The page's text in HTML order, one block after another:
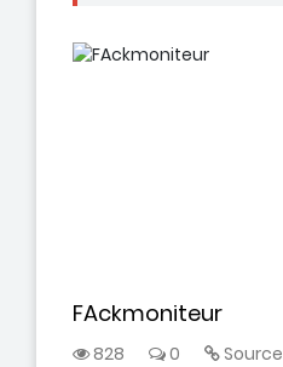
FAckmoniteur
828 0 Source